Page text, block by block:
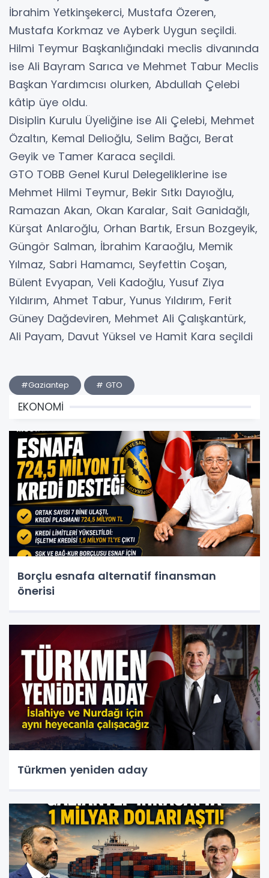
İbrahim Yetkinşekerci, Mustafa Özeren,
Mustafa Korkmaz ve Ayberk Uygun seçildi.
Hilmi Teymur Başkanlığındaki meclis divanında
ise Ali Bayram Sarıca ve Mehmet Tabur Meclis
Başkan Yardımcısı olurken, Abdullah Çelebi
kâtip üye oldu.
Disiplin Kurulu Üyeliğine ise Ali Çelebi, Mehmet
Özaltın, Kemal Delioğlu, Selim Bağcı, Berat
Geyik ve Tamer Karaca seçildi.
GTO TOBB Genel Kurul Delegeliklerine ise
Mehmet Hilmi Teymur, Bekir Sıtkı Dayıoğlu,
Ramazan Akan, Okan Karalar, Sait Ganidağlı,
Kürşat Anlaroğlu, Orhan Bartık, Ersun Bozgeyik,
Güngör Salman, İbrahim Karaoğlu, Memik
Yılmaz, Sabri Hamamcı, Seyfettin Coşan,
Bülent Evyapan, Veli Kadoğlu, Yusuf Ziya
Yıldırım, Ahmet Tabur, Yunus Yıldırım, Ferit
Güney Dağdeviren, Mehmet Ali Çalışkantürk,
Ali Payam, Davut Yüksel ve Hamit Kara seçildi
#Gaziantep # GTO
EKONOMİ
Borçlu esnafa alternatif finansman
önerisi
Türkmen yeniden aday